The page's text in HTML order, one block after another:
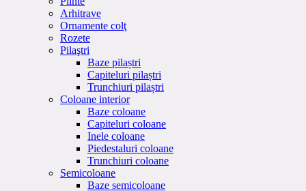
Arhitrave
Ornamente colţ
Rozete
Pilaştri
Baze pilaștri
Capiteluri pilaștri
Trunchiuri pilaștri
Coloane interior
Baze coloane
Capiteluri coloane
Inele coloane
Piedestaluri coloane
Trunchiuri coloane
Semicoloane
Baze semicoloane